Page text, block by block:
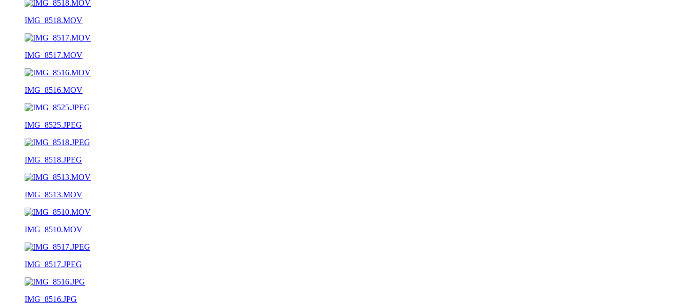
IMG_8518.MOV
IMG_8517.MOV
IMG_8516.MOV
IMG_8525.JPEG
IMG_8518.JPEG
IMG_8513.MOV
IMG_8510.MOV
IMG_8517.JPEG
IMG_8516.JPG